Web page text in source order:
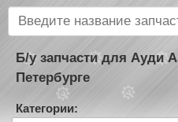
Б/у запчасти для Ауди
Петербурге
Категории: